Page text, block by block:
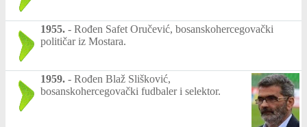
1955. - Rođen Safet Oručević, bosanskohercegovački
političar iz Mostara.
1959. - Rođen Blaž Slišković,
bosanskohercegovački fudbaler i selektor.